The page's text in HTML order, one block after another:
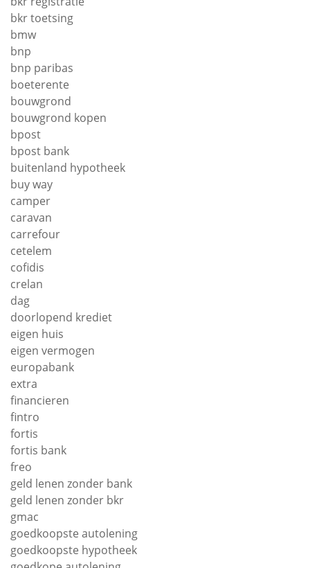
bkr toetsing
bmw
bnp
bnp paribas
boeterente
bouwgrond
bouwgrond kopen
bpost
bpost bank
buitenland hypotheek
buy way
camper
caravan
carrefour
cetelem
cofidis
crelan
dag
doorlopend krediet
eigen huis
eigen vermogen
europabank
extra
financieren
fintro
fortis
fortis bank
freo
geld lenen zonder bank
geld lenen zonder bkr
gmac
goedkoopste autolening
goedkoopste hypotheek